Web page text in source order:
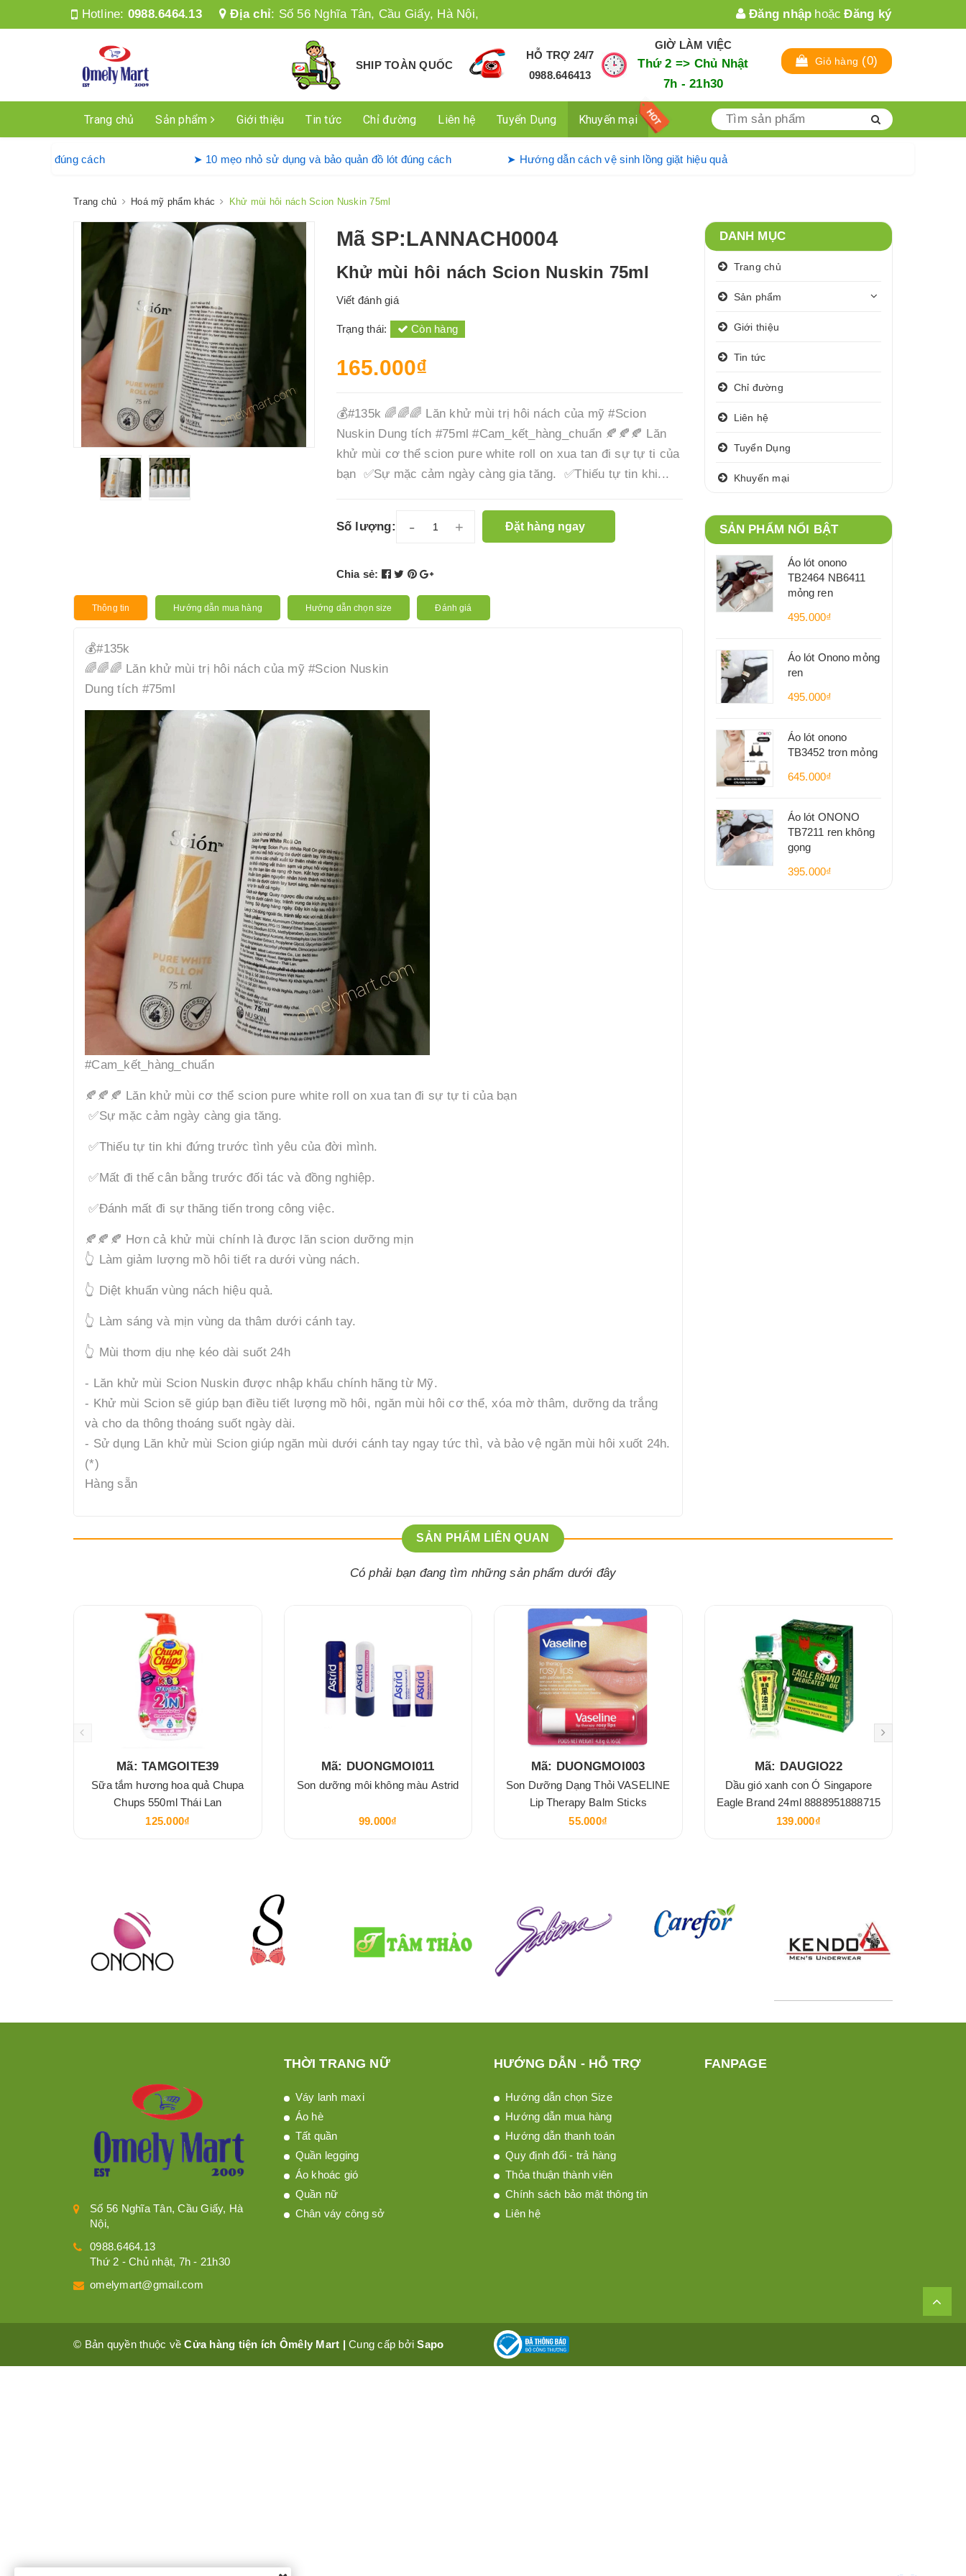
Hotline: 0988.6464.13 Địa chỉ: Số 56 Nghĩa Tân, Cầu Giấy, Hà Nội, Đăng nhập hoặc Đăng ký
SHIP TOÀN QUỐC
HỖ TRỢ 24/7
0988.646413
GIỜ LÀM VIỆC
Thứ 2 => Chủ Nhật
7h - 21h30
Giỏ hàng (0)
Trang chủ Sản phẩm Giới thiệu Tin tức Chỉ đường Liên hệ Tuyển Dụng Khuyến mại
máy giặt Denkmit đúng cách ➤ 10 mẹo nhỏ sử dụng và bảo quản đồ lót đúng cách ➤ Hướng dẫn cách vệ sinh lồng giặt hiệu quả
Trang chủ Hoá mỹ phẩm khác Khử mùi hôi nách Scion Nuskin 75ml
Mã SP:LANNACH0004
Khử mùi hôi nách Scion Nuskin 75ml
Viết đánh giá
Trạng thái: Còn hàng
165.000₫
💰#135k 🌈🌈🌈 Lăn khử mùi trị hôi nách của mỹ #Scion
Nuskin Dung tích #75ml #Cam_kết_hàng_chuẩn 🍂🍂🍂 Lăn
khử mùi cơ thể scion pure white roll on xua tan đi sự tự ti của
bạn ✅Sự mặc cảm ngày càng gia tăng. ✅Thiếu tự tin khi...
Số lượng: - + Đặt hàng ngay
Chia sẻ:
Thông tin Hướng dẫn mua hàng Hướng dẫn chọn size Đánh giá
💰#135k
🌈🌈🌈 Lăn khử mùi trị hôi nách của mỹ #Scion Nuskin
Dung tích #75ml
#Cam_kết_hàng_chuẩn
🍂🍂🍂 Lăn khử mùi cơ thể scion pure white roll on xua tan đi sự tự ti của bạn
✅Sự mặc cảm ngày càng gia tăng.
✅Thiếu tự tin khi đứng trước tình yêu của đời mình.
✅Mất đi thế cân bằng trước đối tác và đồng nghiệp.
✅Đánh mất đi sự thăng tiến trong công việc.
🍂🍂🍂 Hơn cả khử mùi chính là được lăn scion dưỡng mịn
👆 Làm giảm lượng mồ hôi tiết ra dưới vùng nách.
👆 Diệt khuẩn vùng nách hiệu quả.
👆 Làm sáng và mịn vùng da thâm dưới cánh tay.
👆 Mùi thơm dịu nhẹ kéo dài suốt 24h
- Lăn khử mùi Scion Nuskin được nhập khẩu chính hãng từ Mỹ.
- Khử mùi Scion sẽ giúp bạn điều tiết lượng mồ hôi, ngăn mùi hôi cơ thể, xóa mờ thâm, dưỡng da trắng
và cho da thông thoáng suốt ngày dài.
- Sử dụng Lăn khử mùi Scion giúp ngăn mùi dưới cánh tay ngay tức thì, và bảo vệ ngăn mùi hôi xuốt 24h.
(*)
Hàng sẵn
DANH MỤC
Trang chủ
Sản phẩm
Giới thiệu
Tin tức
Chỉ đường
Liên hệ
Tuyển Dụng
Khuyến mại
SẢN PHẨM NỔI BẬT
Áo lót onono
TB2464 NB6411
mỏng ren
495.000₫
Áo lót Onono mỏng
ren
495.000₫
Áo lót onono
TB3452 trơn mỏng
645.000₫
Áo lót ONONO
TB7211 ren không
gọng
395.000₫
SẢN PHẨM LIÊN QUAN
Có phải bạn đang tìm những sản phẩm dưới đây
Mã: TAMGOITE39
Sữa tắm hương hoa quả Chupa
Chups 550ml Thái Lan
125.000₫
Mã: DUONGMOI011
Son dưỡng môi không màu Astrid
99.000₫
Mã: DUONGMOI003
Son Dưỡng Dạng Thỏi VASELINE
Lip Therapy Balm Sticks
55.000₫
Mã: DAUGIO22
Dầu gió xanh con Ó Singapore
Eagle Brand 24ml 8888951888715
139.000₫
Số 56 Nghĩa Tân, Cầu Giấy, Hà
Nội,
0988.6464.13
Thứ 2 - Chủ nhật, 7h - 21h30
omelymart@gmail.com
THỜI TRANG NỮ
Váy lanh maxi
Áo hè
Tất quần
Quần legging
Áo khoác gió
Quần nữ
Chân váy công sở
HƯỚNG DẪN - HỖ TRỢ
Hướng dẫn chọn Size
Hướng dẫn mua hàng
Hướng dẫn thanh toán
Quy định đổi - trả hàng
Thỏa thuận thành viên
Chính sách bảo mật thông tin
Liên hệ
FANPAGE
© Bản quyền thuộc vềCửa hàng tiện ích Ômêly Mart | Cung cấp bởiSapo